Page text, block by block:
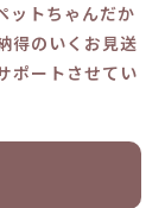
ットちゃんだか
得のいくお見送
ポートさせてい